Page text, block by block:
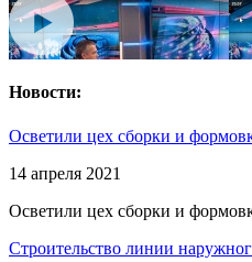
Новости:
Осветили цех сборки и
14 апреля 2021
Осветили цех сборки и
Строительство линии